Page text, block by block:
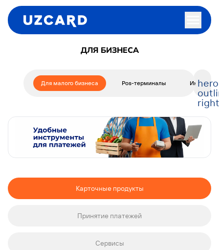
ДЛЯ БИЗНЕСА
Для малого бизнеса Pos-терминалы
right
Карточные продукты
Принятие платежей
Сервисы